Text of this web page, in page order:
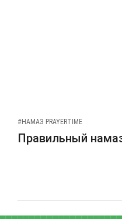
#НАМАЗ PRAYERTIME
Правильный